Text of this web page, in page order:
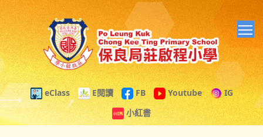
eClass E閱讀 FB Youtube
IG
小紅書